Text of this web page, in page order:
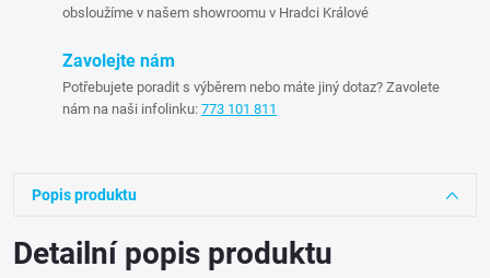
obsloužíme v našem showroomu v Hradci Králové
Zavolejte nám
Potřebujete poradit s výběrem nebo máte jiný dotaz? Zavolete
nám na naši infolinku: 773 101 811
Popis produktu
Detailní popis produktu